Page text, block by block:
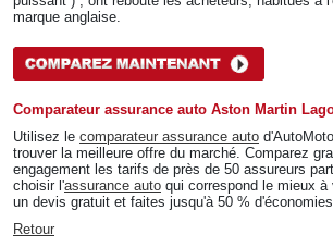
marque anglaise.
Comparateur assurance auto Aston Martin
Utilisez le comparateur assurance auto
trouver la meilleure offre du marché. Comparez
engagement les tarifs de près de 50 assureurs
choisir l'assurance auto qui correspond le mieux
un devis gratuit et faites jusqu'à 50 %
Retour